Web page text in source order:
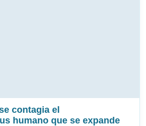
contagia el
humano que se expande